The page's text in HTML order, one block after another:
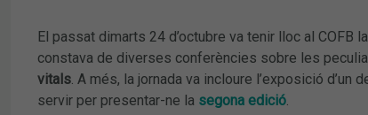
El passat dimarts 24 d’octubre va tenir lloc al COFB la
constava de diverses conferències sobre les
vitals. A més, la jornada va incloure l’exposició
servir per presentar-ne la segona edició.